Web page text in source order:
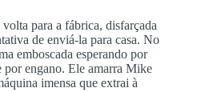
para a fábrica, disfarçada
de enviá-la para casa. No
emboscada esperando por
por engano. Ele amarra Mike
imensa que extrai à